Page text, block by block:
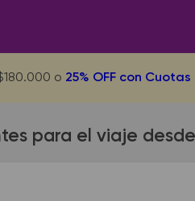
o 25% OFF con
para el viaje